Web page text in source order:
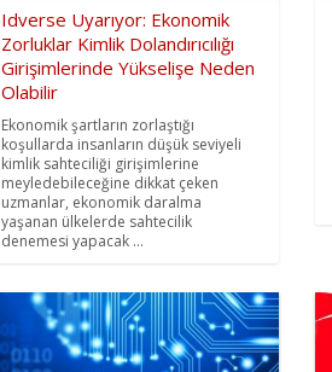
Idverse Uyarıyor: Ekonomik
Zorluklar Kimlik Dolandırıcılığı
Girişimlerinde Yükselişe Neden
Olabilir
Ekonomik şartların zorlaştığı
koşullarda insanların düşük seviyeli
kimlik sahteciliği girişimlerine
meyledebileceğine dikkat çeken
uzmanlar, ekonomik daralma
yaşanan ülkelerde sahtecilik
denemesi yapacak ...